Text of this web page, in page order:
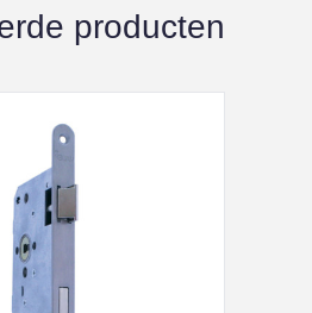
producten